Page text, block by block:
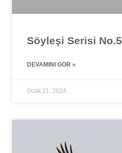
Söyleşi Serisi No.5
DEVAMINI GÖR »
Ocak 21, 2024